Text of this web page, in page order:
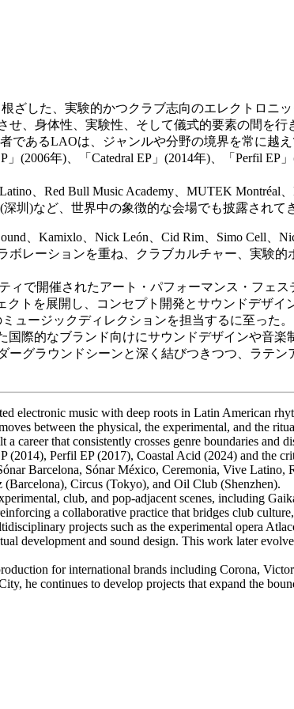
ざした、実験的かつクラブ志向のエレクトロニ
、身体性、実験性、そして儀式的要素の間を行
あるLAOは、ジャンルや分野の境界を常に越
年)、「Catedral EP」(2014年)、「Perfil EP
、Red Bull Music Academy、MUTEK
深圳)など、世界中の象徴的な会場でも披露されて
、Kamixlo、Nick León、Cid Rim、Simo Cell、
レーションを重ね、クラブカルチャー、実験
で開催されたアート・パフォーマンス・フェ
ェクトを展開し、コンセプト開発とサウンドデザ
ュージックディレクションを担当するに至った。
国際的なブランド向けにサウンドデザインや音
グラウンドシーンと深く結びつきつつ、ラテ
electronic music with deep roots in Latin American
between the physical, the experimental, and the
that consistently crosses genre boundaries and
(2014), Perfil EP (2017), Coastal Acid (2024) and the
Barcelona, Sónar México, Ceremonia, Vive
Circus (Tokyo), and Oil Club (Shenzhen).
club, and pop-adjacent scenes, including
a collaborative practice that bridges club
projects such as the experimental opera
development and sound design. This work later
for international brands including Corona,
he continues to develop projects that expand the